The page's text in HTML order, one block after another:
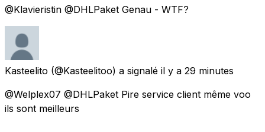
@Klavieristin @DHLPaket Genau - WTF?
Kasteelito (@Kasteelitoo) a signalé il y a 29 minutes
@Welplex07 @DHLPaket Pire service client même voo
ils sont meilleurs